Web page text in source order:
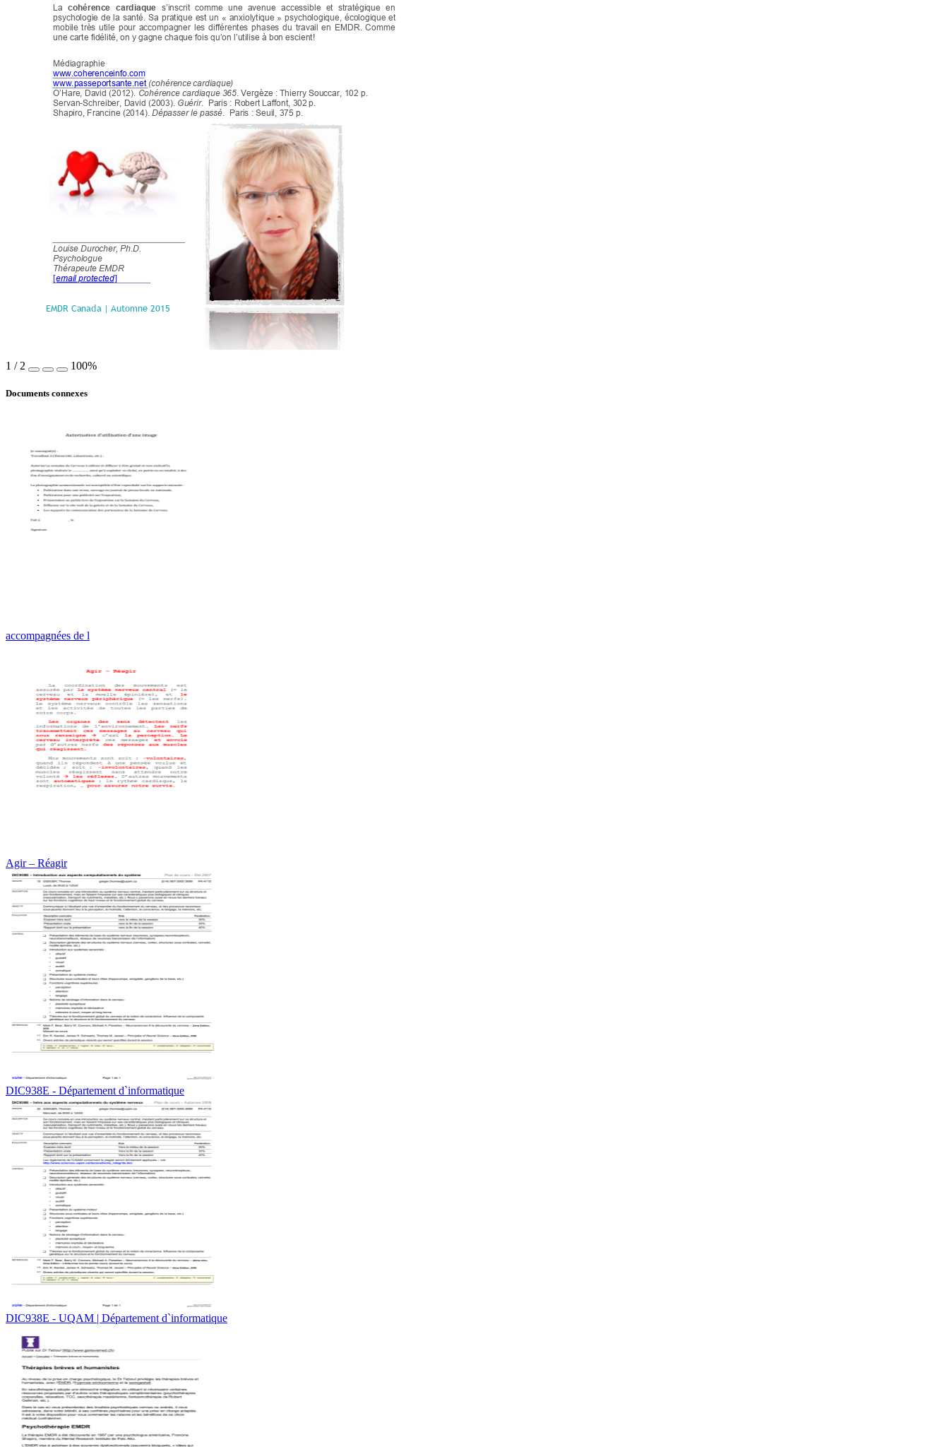
La
cohérence cardiaque s’inscrit comme une avenue accessible et stratégique
en
psychologie de la santé. Sa pratique est un « anxiolytique » psychologique, écologique et
mobile très utile pour accompagner les différentes phases du travail en EMDR.
Comme
une carte fidélité, on y gagne chaque fois qu’on l’utilise à bon escient!
Médiagraphie
www.coherenceinfo.com
www.passeportsante.net (cohérence cardiaque)
O’Hare, David (2012). Cohérence cardiaque 365. Vergèze : Thierry Souccar, 102 p.
Servan-Schreiber, David (2003). Guérir.  Paris : Robert Laffont, 302 p.
Shapiro, Francine (2014). Dépasser le passé.  Paris : Seuil, 375 p.
Louise Durocher, Ph.D.
Psychologue
Thérapeute EMDR
[email protected]
EMDR Canada | Automne 2015
1 / 2 100%
Documents connexes
accompagnées de l
Agir – Réagir
DIC938E - Département d`informatique
DIC938E - UQAM | Département d`informatique